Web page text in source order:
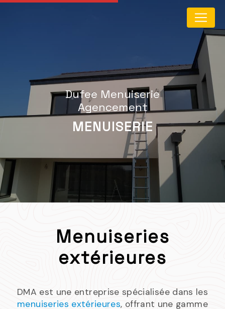
Dufee Menuiserie
Agencement
MENUISERIE
Menuiseries
extérieures
DMA est une entreprise spécialisée dans les
menuiseries extérieures, offrant une gamme